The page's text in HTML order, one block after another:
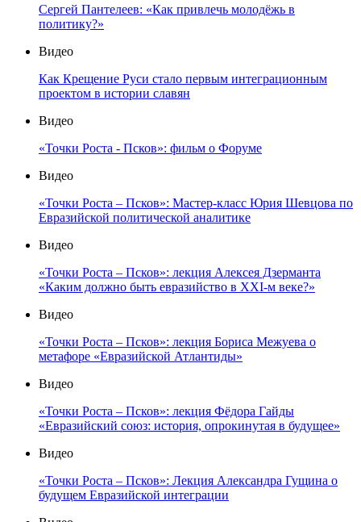
Сергей Пантелеев: «Как привлечь молодёжь в
политику?»
Видео
Как Крещение Руси стало первым интеграционным
проектом в истории славян
Видео
«Точки Роста - Псков»: фильм о Форуме
Видео
«Точки Роста – Псков»: Мастер-класс Юрия Шевцова по
Евразийской политической аналитике
Видео
«Точки Роста – Псков»: лекция Алексея Дзерманта
«Каким должно быть евразийство в XXI-м веке?»
Видео
«Точки Роста – Псков»: лекция Бориса Межуева о
метафоре «Евразийской Атлантиды»
Видео
«Точки Роста – Псков»: лекция Фёдора Гайды
«Евразийский союз: история, опрокинутая в будущее»
Видео
«Точки Роста – Псков»: Лекция Александра Гущина о
будущем Евразийской интеграции